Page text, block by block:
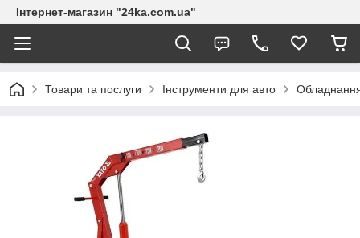
Інтернет-магазин "24ka.com.ua"
Товари та послуги Інструменти для авто